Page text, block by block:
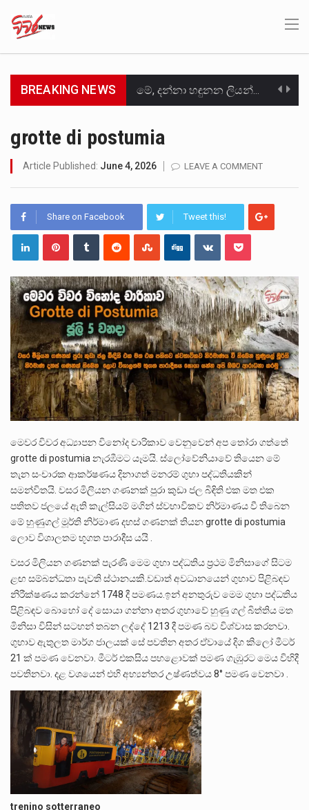
BREAKING NEWS මේ, දන්නා හඳුනන ලියන්නකුගේ නන්නාඳුනන අඩවියක සැරිසරා ලද ආස්වාදනීය මොහොතක සිංහාවලෝකනයකි .කෙටි කවියක දිගු බර…
උපරිමාධිකරණ විනිශ්චයකාරවරුන්ගේ හා ඉන් පහළ විනිශ්චයකාරවරුන්ගේ විශ්‍රාම වයස දීර්ඝ කිරීම සඳහා සකස් කර ඇති විසිදෙවන…
බන්ධනාගාර රැදවියන් 1,021 දෙනෙකු ඉකුත් වසර පහක කාලය තුලදී (2020 ජනවාරි 01 සිට 2025 දෙසැම්බර්…
අගෝස්තු මස දෙවන ඉරිදා ලිට් රූම් සූම් සංවාදය පැවැත්වෙන්නේ "කතා කරන මහ වැව" නම් නකතාවක්…
ලාල් කාන්ත ඇමතිවරයා අධිකරණ විනිශ්චයකාරවරුන්ගේ විශ්‍රාම යෑමේ වයස සම්බන්ධයෙන් නිහඬව සිටින ලෙස තමාට දැනුම් දුන්…
2011 වසරේදී දේශපාලන හා මානව හිමිකම් ක්‍රියාකාරීන් වන ලලිත්කුමාර් වීරරාජ් සහ කුගන් මුරුගානන්දන් යාපනයේදී අතුරුදන්…
ගොවියන්ගේ ප්‍රශ්න, ධීවරයන්ගේ ප්‍රශ්න, සෞඛය ප්‍රශ්න, වැටු ප්‍ර්ශ්න, රැකියා විරහිත ප්‍රශ්න මේ සියලු ප්‍රශ්නවලට තනි…
grotte di postumia
Article Published: June 4, 2026 LEAVE A COMMENT
Share on Facebook Tweet this!
මෙවර විවර අධ්‍යාපන විනෝද චාරිකාව වෙනුවෙන් අප තෝරා ගත්තේ
grotte di postumia නැරඹීමට යෑමයි. ස්ලෝවේනියාවේ තියෙන මේ
තැන සංචාරක ආකර්ෂණය දිනාගත් මනරම් ගුහා පද්ධතියකින්
සමන්විතයි. වසර මිලියන ගණනක් පුරා කුඩා ජල බිඳිති එක මත එක
පතිතව ජලයේ ඇති කැල්සියම් මගින් ස්වභාවිකව නිර්මාණය වී තිබෙන
මේ හුණුගල් මූර්ති නිර්මාණ දහස් ගණනක් තියන grotte di postumia
ලොව විශාලතම භූගත පාරාදීස යයි .
වසර මිලියන ගණනක් පැරණි මෙම ගුහා පද්ධතිය ප්‍රථම මිනිසාගේ සිටම
ළඟ සම්බන්ධතා පැවති ස්ථානයකි.වඩාත් අවධානයෙන් ගුහාව පිළිබඳව
නිරීක්ෂණය කරන්නේ 1748 දී පමණය.ඉන් අනතුරුව මෙම ගුහා පද්ධතිය
පිළිබඳව බොහෝ දේ සොයා ගන්නා අතර ගුහාවේ හුණු ගල් බිත්තිය මත
මිනිසා විසින් සටහන් තබන ලද්දේ 1213 දී පමණ බව විශ්වාස කරනවා.
ගුහාව ඇතුලත මාර්ග ජාලයක් සේ පවතින අතර ඒවායේ දිග කිලෝ මීටර්
21 ක් පමණ වෙනවා. මීටර් එකසිය පහළොවක් පමණ ගැඹුරට මෙය විහිදී
පවතිනවා. දළ වශයෙන් එහි අභ්‍යන්තර උෂ්ණත්වය 8° පමණ වෙනවා .
trenino sotterraneo